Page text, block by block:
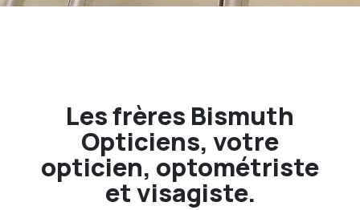
Les frères Bismuth
Opticiens, votre
opticien, optométriste
et visagiste.